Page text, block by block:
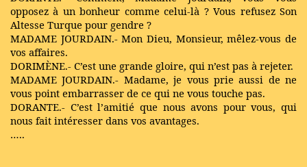
opposez à un bonheur comme celui-là ? Vous refusez Son
Altesse Turque pour gendre ?
MADAME JOURDAIN.- Mon Dieu, Monsieur, mêlez-vous de
vos affaires.
DORIMÈNE.- C’est une grande gloire, qui n’est pas à rejeter.
MADAME JOURDAIN.- Madame, je vous prie aussi de ne
vous point embarrasser de ce qui ne vous touche pas.
DORANTE.- C’est l’amitié que nous avons pour vous, qui
nous fait intéresser dans vos avantages.
…..